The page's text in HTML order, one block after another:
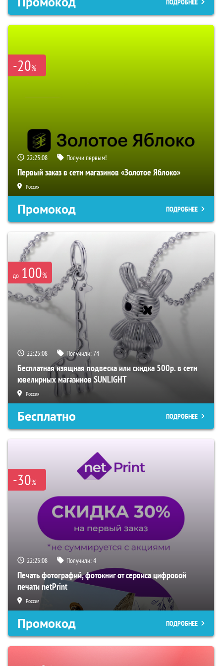
ПОДРОБНЕЕ
-20%
22:25:07 Получи первым!
Первый заказ в сети магазинов «Золотое Яблоко»
Россия
Промокод ПОДРОБНЕЕ
до 100%
22:25:07 Получили:74
Бесплатная изящная подвеска или скидка 500р. в сети
ювелирных магазинов SUNLIGHT
Россия
Бесплатно ПОДРОБНЕЕ
-30%
22:25:07 Получили:4
Печать фотографий, фотокниг от сервиса цифровой
печати netPrint
Россия
Промокод ПОДРОБНЕЕ